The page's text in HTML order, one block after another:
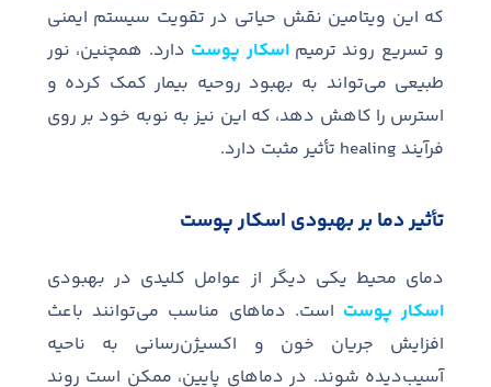
که این ویتامین نقش حیاتی در تقویت سیستم ایمنی
و تسریع روند ترمیم اسکار پوست دارد. همچنین، نور
طبیعی میتواند به بهبود روحیه بیمار کمک کرده و
استرس را کاهش دهد، که این نیز به نوبه خود بر روی
فرآیند
تأثیر مثبت دارد.
تأثیر دما بر بهبودی اسکار پوست
دمای محیط یکی دیگر از عوامل کلیدی در بهبودی
اسکار پوست است. دماهای مناسب میتوانند باعث
افزایش جریان خون و اکسیژنرسانی به ناحیه
آسیبدیده شوند. در دماهای پایین، ممکن است روند